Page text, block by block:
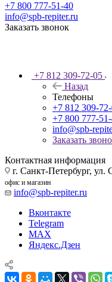
+7 800 777-51-40
info@spb-repiter.ru
Заказать звонок
+7 812 309-72-05
Назад
Телефоны
+7 812 309-
+7 800 777-
info@spb-
Заказать
Контактная информация
г. Санкт-Петербург, ул.
офис и магазин
info@spb-repiter.ru
Вконтакте
Telegram
MAX
Яндекс.Дзен